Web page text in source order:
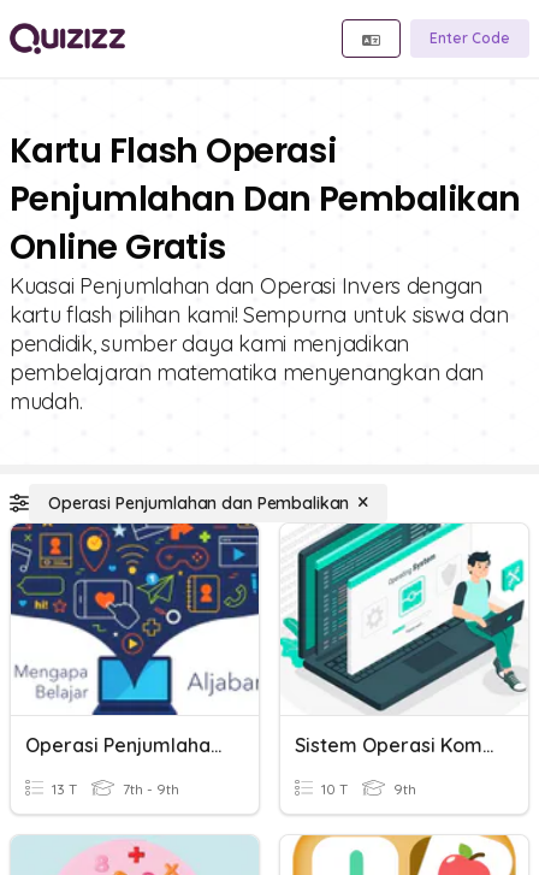
Enter Code
Kartu Flash Operasi
Penjumlahan Dan Pembalikan
Online Gratis
Kuasai Penjumlahan dan Operasi Invers dengan
kartu flash pilihan kami! Sempurna untuk siswa dan
pendidik, sumber daya kami menjadikan
pembelajaran matematika menyenangkan dan
mudah.
Operasi Penjumlahan dan Pembalikan
Operasi Penjumlahan Dan Pengurangan Aljabar
13 T 7th - 9th
Sistem Operasi Komputer
10 T 9th